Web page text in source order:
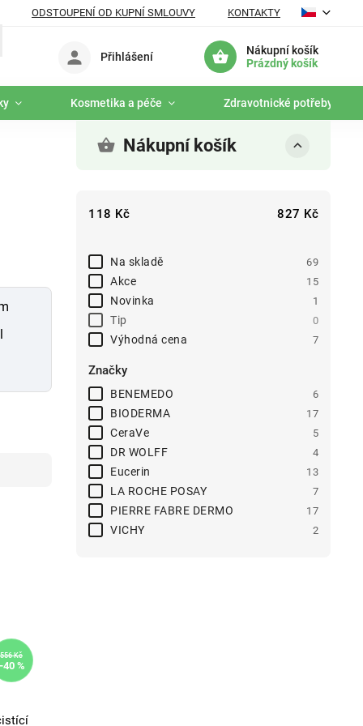
ODSTOUPENÍ OD KUPNÍ SMLOUVY KONTAKTY
Nákupní košík
Prázdný košík
Přihlášení
Kosmetika a péče Zdravotnické potřeby
Nákupní košík
118 Kč 827 Kč
Na skladě 69
Akce 15
Novinka 1
Tip 0
Výhodná cena 7
Značky
BENEMEDO 6
BIODERMA 17
CeraVe 5
DR WOLFF 4
Eucerin 13
LA ROCHE POSAY 7
PIERRE FABRE DERMO 17
VICHY 2
556 Kč
%